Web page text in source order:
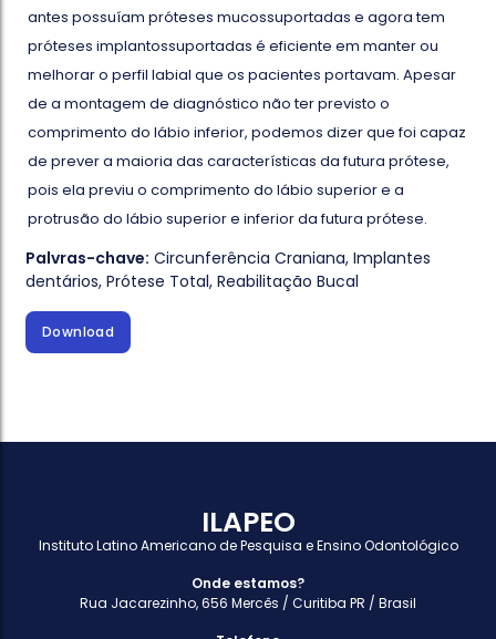
antes possuíam próteses mucossuportadas e agora tem
próteses implantossuportadas é eficiente em manter ou
melhorar o perfil labial que os pacientes portavam. Apesar
de a montagem de diagnóstico não ter previsto o
comprimento do lábio inferior, podemos dizer que foi capaz
de prever a maioria das características da futura prótese,
pois ela previu o comprimento do lábio superior e a
protrusão do lábio superior e inferior da futura prótese.
Palvras-chave: Circunferência Craniana,Implantes
dentários,Prótese Total,Reabilitação Bucal
Download
ILAPEO
Instituto Latino Americano de Pesquisa e Ensino Odontológico
Onde estamos?
Rua Jacarezinho, 656 Mercês / Curitiba PR / Brasil